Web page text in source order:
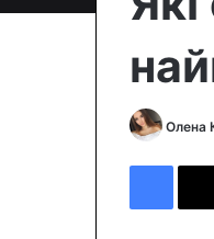
Олена
Facebook